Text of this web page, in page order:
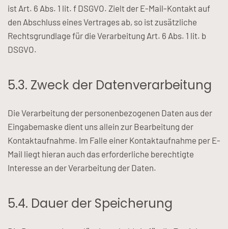
ist Art. 6 Abs. 1 lit. f DSGVO. Zielt der E-Mail-Kontakt auf
den Abschluss eines Vertrages ab, so ist zusätzliche
Rechtsgrundlage für die Verarbeitung Art. 6 Abs. 1 lit. b
DSGVO.
5.3. Zweck der Datenverarbeitung
Die Verarbeitung der personenbezogenen Daten aus der
Eingabemaske dient uns allein zur Bearbeitung der
Kontaktaufnahme. Im Falle einer Kontaktaufnahme per E-
Mail liegt hieran auch das erforderliche berechtigte
Interesse an der Verarbeitung der Daten.
5.4. Dauer der Speicherung